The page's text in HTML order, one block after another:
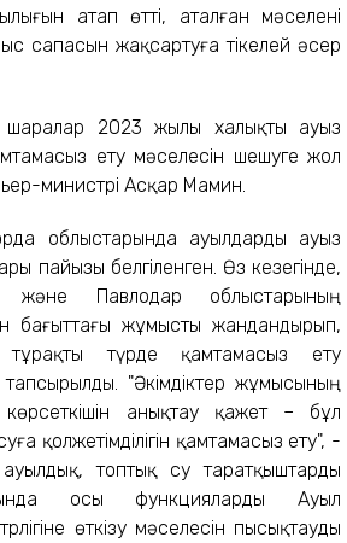
атап өтті, аталған мәселені
сапасын жақсартуға тікелей әсер
шаралар 2023 жылы халықты ауыз
ету мәселесін шешуге жол
министрі Асқар Мамин.
облыстарында ауылдарды ауыз
пайызы белгіленген. Өз кезегінде,
және Павлодар облыстарының
бағыттағы жұмысты жандандырып,
түрде қамтамасыз ету
"Әкімдіктер жұмысының
көрсеткішін анықтау қажет – бұл
қолжетімділігін қамтамасыз ету", -
топтық су таратқыштарды
осы функцияларды Ауыл
өткізу мәселесін пысықтауды